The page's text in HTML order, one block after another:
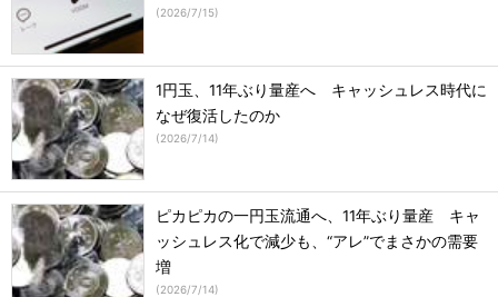
(2026/7/15)
1円玉、11年ぶり量産へ キャッシュレス時代に
なぜ復活したのか
(2026/7/14)
ピカピカの一円玉流通へ、11年ぶり量産 キャ
ッシュレス化で減少も、“アレ”でまさかの需要
増
(2026/7/14)